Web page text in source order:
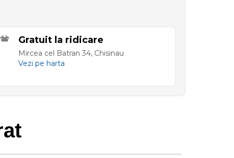
Gratuit la ridicare
Mircea cel Batran 34, Chisinau
Vezi pe harta